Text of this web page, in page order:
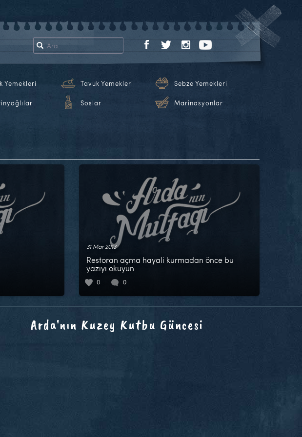
Yemekleri Tavuk Yemekleri Sebze Yemekleri
Soslar Marinasyonlar
31 Mar 2013
Restoran açma hayali kurmadan önce bu
yazıyı okuyun
0 0
Arda'nın Kuzey Kutbu Güncesi